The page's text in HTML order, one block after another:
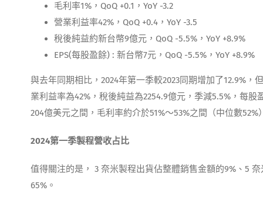
毛利率1%，QoQ +0.1，YoY -3.2
營業利益率42%，QoQ +0.4，YoY -3.5
稅後純益約新台幣9億元，QoQ -5.5%，YoY +8.9%
EPS(每股盈餘) : 新台幣7元，QoQ -5.5%，YoY +8.9%
與去年同期相比，2024年第一季較2023同期增加了12.9%
業利益率為42%，稅後純益為2254.9億元，季減5.5%，每
204億美元之間，毛利率約介於51%～53%之間（中位數
2024第一季製程營收占比
值得關注的是， 3 奈米製程出貨佔整體銷售金額的9%、5
65%。